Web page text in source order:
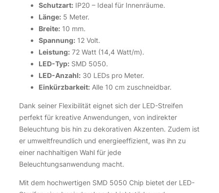
Nicht vorrätig
MiBoxer Controller FUT036 LED Dimmer
10,40€
inkl. 19 % MwSt. zzgl. Versandkosten
FUT092 MiBoxer RGB+CCT Funk Fernbedienung
14,25€
inkl. 19 % MwSt. zzgl.Versandkosten
Über 100Stk. auf Lager
FUT092 MiBoxer RGB+CCT Funk Fernbedienung Menge
FUT092 MiBoxer RGB+CCT Funk Fernbedienung Menge
Smart Home Funk Lichtschalter Aufputz | Dimmer für
einfarbige Beleuchtung | Miboxer B1 | Batteriebetrieb 3
Volt
inkl. 19 % MwSt. zzgl. Versandkosten
Über 100Stk. auf Lager
Smart Home Funk Lichtschalter Aufputz | Dimmer für
Smart Home Funk Lichtschalter Aufputz | Dimmer für
12V DC LED Netzteil 12V Mean Well LPF-60-12 | 60
Watt | 5 A | IP67 LED Trafo
32,95€
inkl. 19 % MwSt.zzgl.Versandkosten
59 Stk. auf Lager
Schutzart: IP20 – Ideal für Innenräume.
Länge: 5 Meter.
Breite: 10 mm.
Spannung: 12 Volt.
Leistung: 72 Watt (14,4 Watt/m).
LED-Typ: SMD 5050.
LED-Anzahl: 30 LEDs pro Meter.
Einkürzbarkeit: Alle 10 cm zuschneidbar.
Dank seiner Flexibilität eignet sich der LED-Streifen
perfekt für kreative Anwendungen, von indirekter
Beleuchtung bis hin zu dekorativen Akzenten. Zudem ist
er umweltfreundlich und energieeffizient, was ihn zu
einer nachhaltigen Wahl für jede
Beleuchtungsanwendung macht.
Mit dem hochwertigen SMD 5050 Chip bietet der LED-